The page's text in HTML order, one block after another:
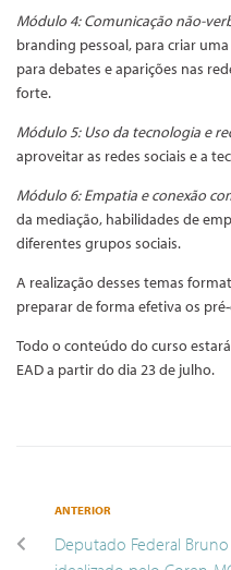
Módulo 4: Comunicação não-
branding pessoal, para criar
para debates e aparições nas
forte.
Módulo 5: Uso da tecnologia e
aproveitar as redes sociais e a
Módulo 6: Empatia e conexão
da mediação, habilidades de
diferentes grupos sociais.
A realização desses temas
preparar de forma efetiva os
Todo o conteúdo do curso
EAD a partir do dia 23 de julho.
ANTERIOR
Deputado Federal